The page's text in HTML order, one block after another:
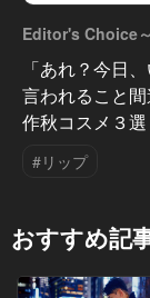
Editor's Choice
「あれ？今日
言われること
作秋コスメ３選
#リップ
おすすめ記